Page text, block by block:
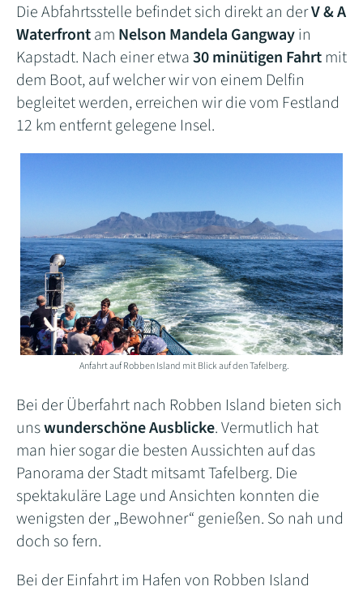
Die Abfahrtsstelle befindet sich direkt an derV & A
Waterfrontam Nelson Mandela Gangwayin
Kapstadt. Nach einer etwa30 minütigen Fahrtmit
dem Boot, auf welcher wir von einem Delfin
begleitet werden, erreichen wir die vom Festland
12 km entfernt gelegene Insel.
Anfahrt auf Robben Island mit Blick auf den Tafelberg.
Bei der Überfahrt nach Robben Island bieten sich
unswunderschöne Ausblicke. Vermutlich hat
man hier sogar die besten Aussichten auf das
Panorama der Stadt mitsamt Tafelberg. Die
spektakuläre Lage und Ansichten konnten die
wenigsten der „Bewohner“ genießen. So nah und
doch so fern.
Bei der Einfahrt im Hafen von Robben Island